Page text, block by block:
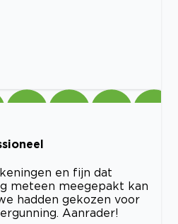
en fijn dat
meteen meegepakt kan
hadden gekozen voor
Aanrader!